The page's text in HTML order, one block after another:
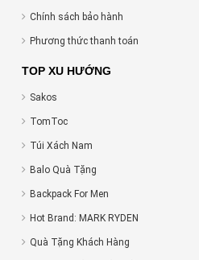
Chính sách bảo hành
Phương thức thanh toán
TOP XU HƯỚNG
Sakos
TomToc
Túi Xách Nam
Balo Quà Tặng
Backpack For Men
Hot Brand: MARK RYDEN
Quà Tặng Khách Hàng